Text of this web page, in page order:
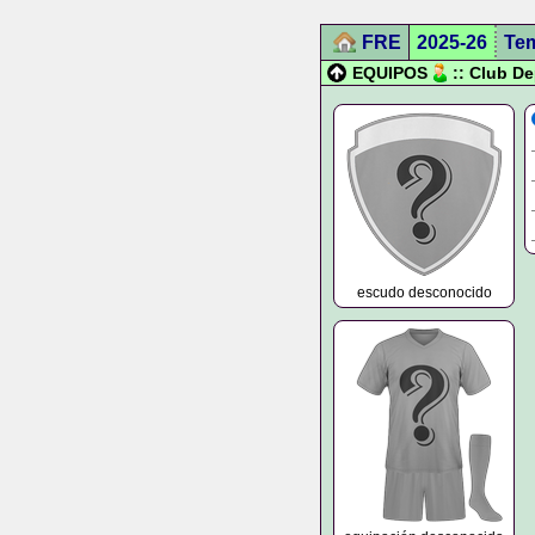
FRE 2025-26
EQUIPOS
:: Club
escudo desconocido